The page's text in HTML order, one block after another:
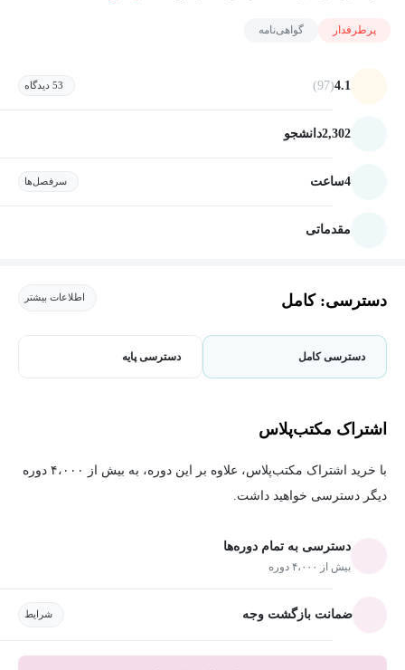
پرطرفدار گواهی‌نامه
4.1
(97) 53 دیدگاه
2,302دانشجو
4ساعت سرفصل‌ها
مقدماتی
دسترسی: کامل اطلاعات بیشتر
دسترسی کامل دسترسی پایه
اشتراک مکتب‌پلاس
با خرید اشتراک مکتب‌پلاس، علاوه بر این دوره، به بیش از ۴،۰۰۰ دوره
دیگر دسترسی خواهید داشت.
دسترسی به تمام دوره‌ها
بیش از ۴،۰۰۰ دوره
ضمانت بازگشت وجه شرایط